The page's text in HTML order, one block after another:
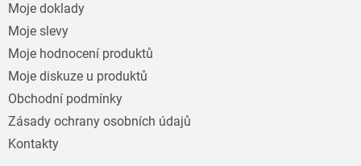
Moje doklady
Moje slevy
Moje hodnocení produktů
Moje diskuze u produktů
Obchodní podmínky
Zásady ochrany osobních údajů
Kontakty